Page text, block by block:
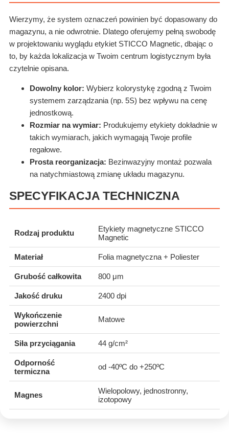
Wierzymy, że system oznaczeń powinien być dopasowany do
magazynu, a nie odwrotnie. Dlatego oferujemy pełną swobodę
w projektowaniu wyglądu etykiet STICCO Magnetic, dbając o
to, by każda lokalizacja w Twoim centrum logistycznym była
czytelnie opisana.
Dowolny kolor: Wybierz kolorystykę zgodną z Twoim
systemem zarządzania (np. 5S) bez wpływu na cenę
jednostkową.
Rozmiar na wymiar: Produkujemy etykiety dokładnie w
takich wymiarach, jakich wymagają Twoje profile
regałowe.
Prosta reorganizacja: Bezinwazyjny montaż pozwala
na natychmiastową zmianę układu magazynu.
SPECYFIKACJA TECHNICZNA
Rodzaj produktu
Etykiety magnetyczne STICCO
Magnetic
Materiał Folia magnetyczna + Poliester
Grubość całkowita 800 μm
Jakość druku 2400 dpi
Wykończenie
powierzchni
Matowe
Siła przyciągania 44 g/cm²
Odporność
termiczna
od -40ºC do +250ºC
Magnes
Wielopolowy, jednostronny,
izotopowy